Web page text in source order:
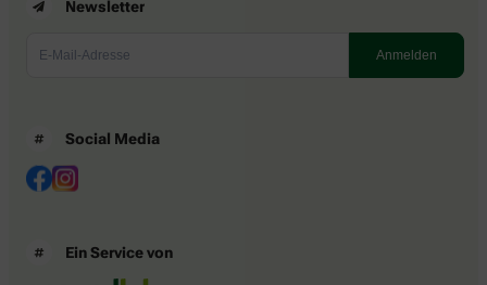
Newsletter
Social Media
Ein Service von